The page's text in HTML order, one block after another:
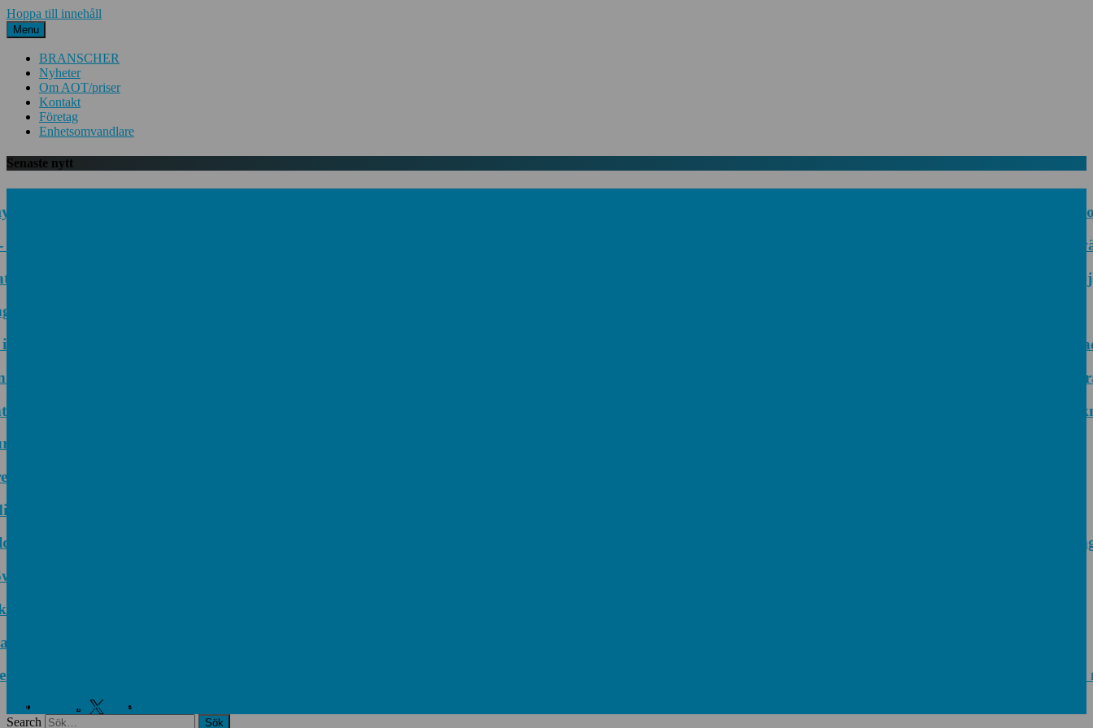
Hoppa till innehåll
Menu
BRANSCHER
Nyheter
Om AOT/priser
Kontakt
Företag
Enhetsomvandlare
Senaste nytt
mångsidiga PE06M-serien med proportionella tryckreduceringsventiler
temperatursensorn SCVOT2 Vortex för vätskekylning i datacenter
– välj rätt uppkoppling för ditt IoT-projekt
järnvägsnätets prestanda
partnerskap för högeffektiv distribuerad kraftproduktion
2026 – upptäck framtidens intralogistik
stärker erbjudandet inom likströmsteknik
Enhance Measuring Processes
prestigefyllt pris för industriellt monteringsverktyg
i kompakt utförande
långsiktigt avtal
som växte när industrin blev digital
fördjupar samarbetet för att leverera nästa generations industriella HMI-lösningar
Parker lanserar den mycket mångsidiga PE06M-serien med
Parker lanserar flödes- och temperatursensorn SCVOT2 Vortex för
Modem, router eller gateway – välj rätt uppkoppling för ditt IoT-
EODev och Baudouin inleder partnerskap för högeffektiv
Jungheinrich bjuder in till Roadshow 2026 – upptäck framtidens
ABB förvärvar Advantics och stärker erbjudandet inom likströmsteknik
Atlas Copco Group tilldelas prestigefyllt pris för industriellt
APEM och Alps Alpine Europe fördjupar samarbetet för att leverera
Facebook Twitter
Alltomteknikindustrin.se – Tekniskt sett bättre
Search